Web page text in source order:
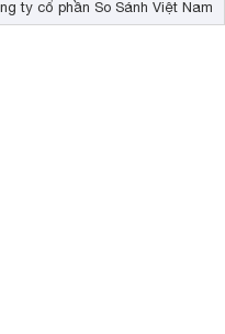
ty cổ phần So Sánh Việt Nam